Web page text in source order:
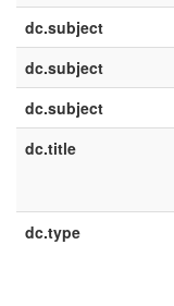
dc.subject
dc.subject
dc.subject
dc.title
dc.type